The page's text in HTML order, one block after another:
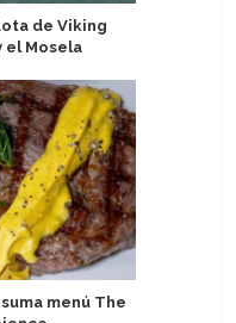
de Viking
el Mosela
menú The